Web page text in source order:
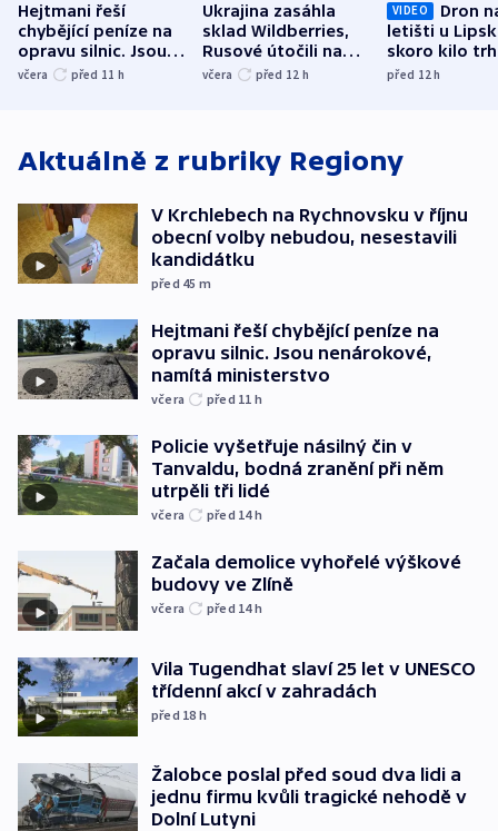
Hejtmani řeší
chybějící peníze na
opravu silnic. Jsou
nenárokové, namítá
včera před 11 h
Ukrajina zasáhla
sklad Wildberries,
Rusové útočili na
trh, hasiče či
včera před 12 h
VIDEO
Dron
letišti u
skoro kilo
indicie
před 12h
Aktuálně z rubriky Regiony
V Krchlebech na Rychnovsku v říjnu
obecní volby nebudou, nesestavili
kandidátku
před 45 m
Hejtmani řeší chybějící peníze na
opravu silnic. Jsou nenárokové,
namítá ministerstvo
včera před 11 h
Policie vyšetřuje násilný čin v
Tanvaldu, bodná zranění při něm
utrpěli tři lidé
včera před 14h
Začala demolice vyhořelé výškové
budovy ve Zlíně
včera před 14h
Vila Tugendhat slaví 25 let v UNESCO
třídenní akcí v zahradách
před 18 h
Žalobce poslal před soud dva lidi a
jednu firmu kvůli tragické nehodě v
Dolní Lutyni